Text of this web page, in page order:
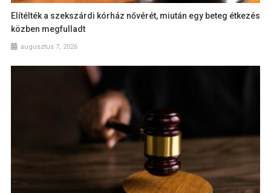
Elítélték a szekszárdi kórház nővérét, miután egy beteg étkezés
közben megfulladt
augusztus 7, 2026